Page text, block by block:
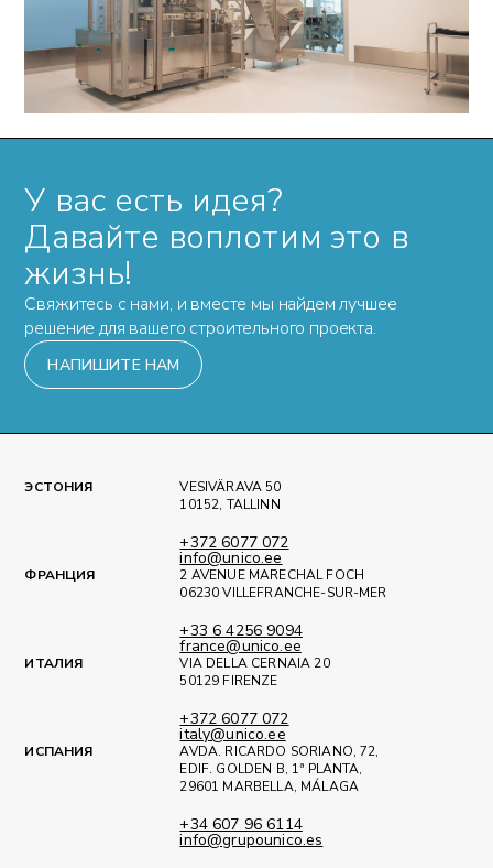
У вас есть идея?
Давайте воплотим это в
жизнь!
Свяжитесь с нами, и вместе мы найдем лучшее
решение для вашего строительного проекта.
НАПИШИТЕ НАМ
ЭСТОНИЯ
VESIVÄRAVA 50
10152, TALLINN
+372 6077 072
info@unico.ee
ФРАНЦИЯ
2 AVENUE MARECHAL FOCH
06230 VILLEFRANCHE-SUR-MER
+33 6 4256 9094
france@unico.ee
ИТАЛИЯ
VIA DELLA CERNAIA 20
50129 FIRENZE
+372 6077 072
italy@unico.ee
ИСПАНИЯ
AVDA. RICARDO SORIANO, 72,
EDIF. GOLDEN B, 1ª PLANTA,
29601 MARBELLA, MÁLAGA
+34 607 96 6114
info@grupounico.es